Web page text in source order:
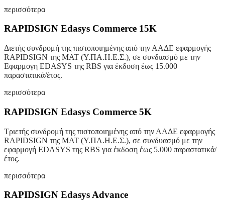
περισσότερα
RAPIDSIGN Edasys Commerce 15K
Διετής συνδρομή της πιστοποιημένης από την ΑΑΔΕ εφαρμογής
RAPIDSIGN της ΜΑΤ (Υ.ΠΑ.Η.Ε.Σ.), σε συνδιασμό με την
Εφαρμογη EDASYS της RBS για έκδοση έως 15.000
παραστατικά/έτος.
περισσότερα
RAPIDSIGN Edasys Commerce 5K
Τριετής συνδρομή της πιστοποιημένης από την ΑΑΔΕ εφαρμογής
RAPIDSIGN της ΜΑΤ (Υ.ΠΑ.Η.Ε.Σ.), σε συνδυασμό με την
εφαρμογή EDASYS της RBS για έκδοση έως 5.000 παραστατικά/
έτος.
περισσότερα
RAPIDSIGN Edasys Advance